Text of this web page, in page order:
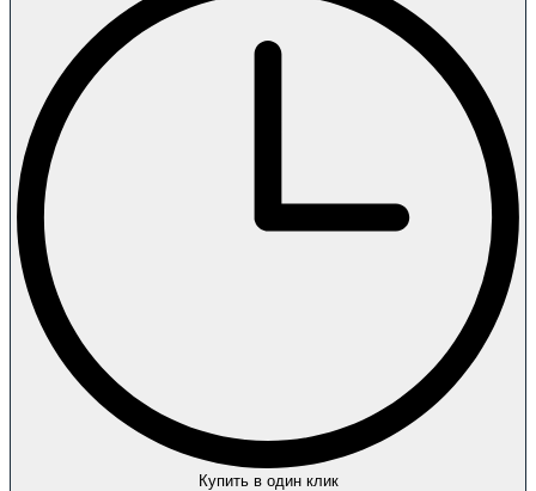
Купить в один клик